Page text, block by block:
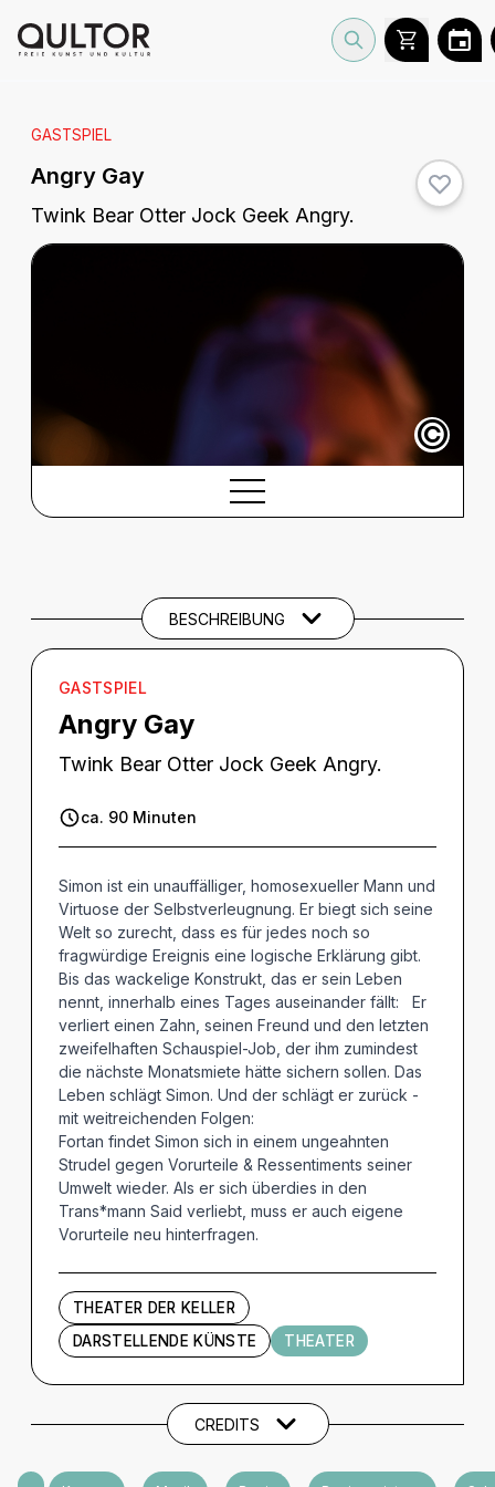
GASTSPIEL
Angry Gay
Twink Bear Otter Jock Geek Angry.
©
BESCHREIBUNG
GASTSPIEL
Angry Gay
Twink Bear Otter Jock Geek Angry.
ca. 90 Minuten
Simon ist ein unauffälliger, homosexueller Mann und
Virtuose der Selbstverleugnung. Er biegt sich seine
Welt so zurecht, dass es für jedes noch so
fragwürdige Ereignis eine logische Erklärung gibt.
Bis das wackelige Konstrukt, das er sein Leben
nennt, innerhalb eines Tages auseinander fällt: Er
verliert einen Zahn, seinen Freund und den letzten
zweifelhaften Schauspiel-Job, der ihm zumindest
die nächste Monatsmiete hätte sichern sollen. Das
Leben schlägt Simon. Und der schlägt er zurück -
mit weitreichenden Folgen:
Fortan findet Simon sich in einem ungeahnten
Strudel gegen Vorurteile & Ressentiments seiner
Umwelt wieder. Als er sich überdies in den
Trans*mann Said verliebt, muss er auch eigene
Vorurteile neu hinterfragen.
THEATER DER KELLER
DARSTELLENDE KÜNSTE
THEATER
Künstler und Beteiligte
CREDITS